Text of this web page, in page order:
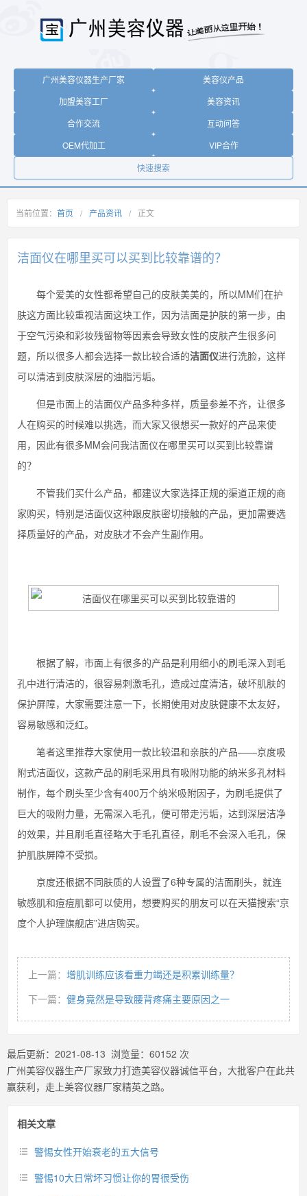
广州美容仪器生产厂家
美容仪产品
加盟美容工厂
美容资讯
合作交流
互动问答
OEM代加工
VIP合作
快速搜索
当前位置： 首页 / 产品资讯 / 正文
洁面仪在哪里买可以买到比较靠谱的？
每个爱美的女性都希望自己的皮肤美美的，所以MM们在护
肤这方面比较重视洁面这块工作，因为洁面是护肤的第一步，由
于空气污染和彩妆残留物等因素会导致女性的皮肤产生很多问
题，所以很多人都会选择一款比较合适的洁面仪进行洗脸，这样
可以清洁到皮肤深层的油脂污垢。
但是市面上的洁面仪产品多种多样，质量参差不齐，让很多
人在购买的时候难以挑选，而大家又很想买一款好的产品来使
用，因此有很多MM会问我洁面仪在哪里买可以买到比较靠谱
的？
不管我们买什么产品，都建议大家选择正规的渠道正规的商
家购买，特别是洁面仪这种跟皮肤密切接触的产品，更加需要选
择质量好的产品，对皮肤才不会产生副作用。
根据了解，市面上有很多的产品是利用细小的刷毛深入到毛
孔中进行清洁的，很容易刺激毛孔，造成过度清洁，破坏肌肤的
保护屏障，大家需要注意一下，长期使用对皮肤健康不太友好，
容易敏感和泛红。
笔者这里推荐大家使用一款比较温和亲肤的产品——京度吸
附式洁面仪，这款产品的刷毛采用具有吸附功能的纳米多孔材料
制作，每个刷头至少含有400万个纳米吸附因子，为刷毛提供了
巨大的吸附力量，无需深入毛孔，便可带走污垢，达到深层洁净
的效果，并且刷毛直径略大于毛孔直径，刷毛不会深入毛孔，保
护肌肤屏障不受损。
京度还根据不同肤质的人设置了6种专属的洁面刷头，就连
敏感肌和痘痘肌都可以使用，想要购买的朋友可以在天猫搜索“京
度个人护理旗舰店”进店购买。
上一篇： 增肌训练应该看重力竭还是积累训练量？
下一篇： 健身竟然是导致腰背疼痛主要原因之一
最后更新： 2021-08-13 浏览量： 60152 次
广州美容仪器生产厂家致力打造美容仪器诚信平台，大批客户在此共
赢获利，走上美容仪器厂家精英之路。
相关文章
警惕女性开始衰老的五大信号
警惕10大日常坏习惯让你的胃很受伤